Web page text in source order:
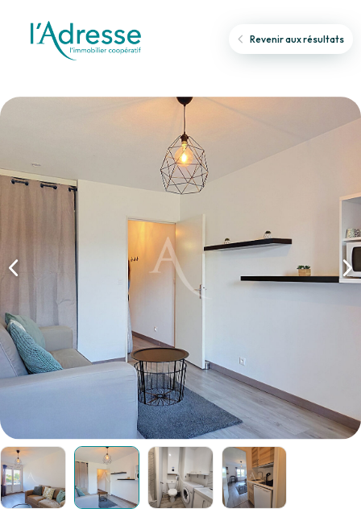
Revenir aux résultats